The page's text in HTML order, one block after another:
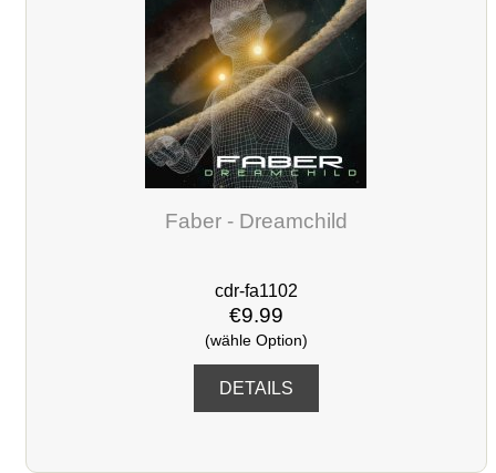
Faber - Dreamchild
cdr-fa1102
€9.99
(wähle Option)
DETAILS